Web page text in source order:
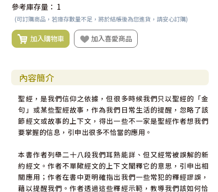
參考庫存量： 1
(可訂購商品，若庫存數量不足，將於結帳後為您進貨，請安心訂購)
加入購物車 加入喜愛商品
內容簡介
聖經，是我們信仰之依據，但很多時候我們只以聖經的「金
句」或某些聖經故事，作為我們日常生活的提醒，忽略了該
節經文或故事的上下文，得出一些不一家是聖經作者想我們
要掌握的信息，引申出很多不恰當的應用。
本書作者列舉二十八段我們耳熟能詳、但又經常被誤解的新
約經文。作者不單歟經文的上下文闡釋它的意思，引申出相
關應用；作者在書中更明確指出我們一些常犯的釋經謬誤，
藉以提醒我們。作者透過這些釋經示範，教導我們該如何恰